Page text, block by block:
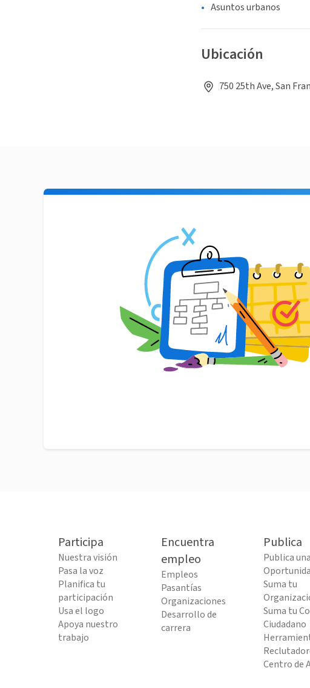
Asuntos urbanos
Ubicación
750 25th Ave, San
Participa
Nuestra visión
Pasa la voz
Planifica tu
participación
Usa el logo
Apoya nuestro
trabajo
Encuentra
empleo
Empleos
Pasantías
Organizaciones
Desarrollo de
carrera
Publica
Publica una
Suma tu
Suma tu
Ciudadano
Centro de